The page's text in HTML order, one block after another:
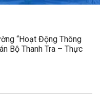
“Hoạt Động Thông
Bộ Thanh Tra – Thực